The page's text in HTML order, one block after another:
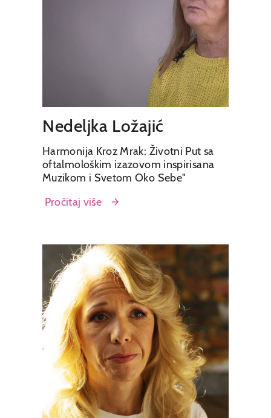
Nedeljka Ložajić
Harmonija Kroz Mrak: Životni Put sa
oftalmološkim izazovom inspirisana
Muzikom i Svetom Oko Sebe"
Pročitaj više